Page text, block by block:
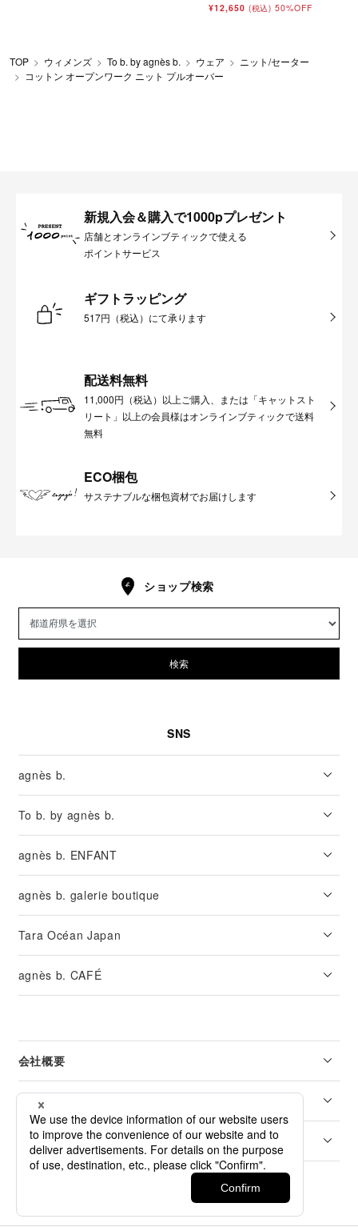
¥12,650 (税込) 50%OFF
TOP ウィメンズ To b. by agnès b. ウェア
ニット/セーター
コットン オープンワーク ニット プルオーバー
新規入会＆購入で1000pプレゼント
店舗とオンラインブティックで使える
ポイントサービス
ギフトラッピング
517円（税込）にて承ります
配送料無料
11,000円（税込）以上ご購入、または「キャットスト
リート」以上の会員様はオンラインブティックで送料
無料
ECO梱包
サステナブルな梱包資材でお届けします
ショップ検索
検索
SNS
agnès b.
To b. by agnès b.
agnès b. ENFANT
agnès b. galerie boutique
Tara Océan Japan
agnès b. CAFÉ
会社概要
リーガル
カスタマーサービス